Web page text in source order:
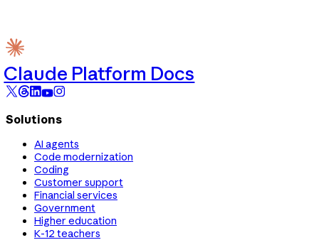
Claude Platform Docs
Solutions
AI agents
Code modernization
Coding
Customer support
Financial services
Government
Higher education
K-12 teachers